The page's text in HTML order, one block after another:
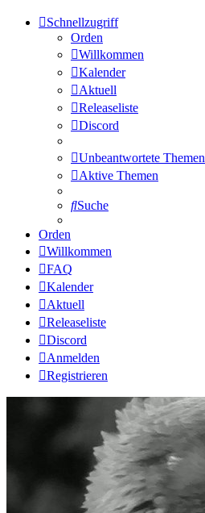
Schnellzugriff
Orden
Willkommen
Kalender
Aktuell
Releaseliste
Discord
Unbeantwortete Themen
Aktive Themen
Suche
Orden
Willkommen
FAQ
Kalender
Aktuell
Releaseliste
Discord
Anmelden
Registrieren